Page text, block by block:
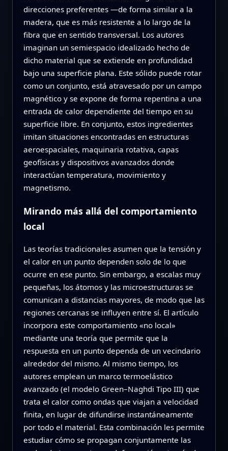
direcciones preferentes —de forma similar a la
madera, que es más resistente a lo largo de la
fibra que en sentido transversal. Los autores
imaginan un semiespacio idealizado hecho de
dicho material que se extiende en profundidad
bajo una superficie plana. Este sólido puede rotar
como un conjunto, está atravesado por un campo
magnético y se expone de forma repentina a una
entrada de calor dependiente del tiempo en su
superficie libre. En conjunto, estos ingredientes
imitan situaciones encontradas en estructuras
aeroespaciales, maquinaria rotativa, capas
geofísicas y dispositivos avanzados donde
interactúan temperatura, movimiento y
magnetismo.
Mirando más allá del comportamiento
local
Las teorías tradicionales asumen que la tensión y
el calor en un punto dependen solo de lo que
ocurre en ese punto. Sin embargo, a escalas muy
pequeñas, los átomos y las microestructuras se
comunican a distancias mayores, de modo que las
regiones cercanas se influyen entre sí. El artículo
incorpora este comportamiento «no local»
mediante una teoría que permite que la
respuesta en un punto dependa de un vecindario
alrededor del mismo. Al mismo tiempo, los
autores emplean un marco termoelástico
avanzado (el modelo Green–Naghdi Tipo III) que
trata el calor como ondas que viajan a velocidad
finita, en lugar de difundirse instantáneamente
por todo el material. Esta combinación les permite
estudiar cómo se propagan conjuntamente las